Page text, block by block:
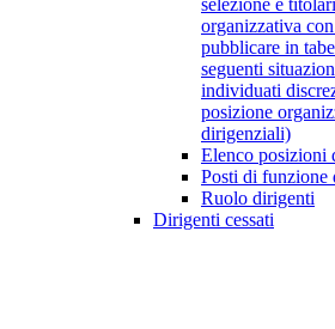
selezione e
organizzativa
pubblicare in
seguenti
individuati
posizione
dirigenziali)
Elenco posizioni
Posti di funzione
Ruolo dirigenti
Dirigenti cessati